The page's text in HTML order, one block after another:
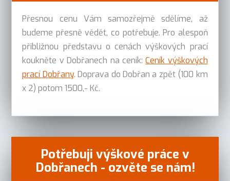
Přesnou cenu Vám samozřejmě sdělíme, až
budeme přesně vědět, co potřebuje. Pro alespoň
přibližnou představu o cenách výškových prací
koukněte v Dobřanech na ceník:Ceník výškových
prací Dobřany. Doprava do Dobřan a zpět (100 km
x 2) potom 1500,- Kč.
Potřebuji výškové práce v
Dobřanech - ozvěte se nám!